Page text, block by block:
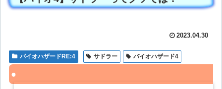
2023.04.30
バイオハザードRE:4 サドラー バイオハザード4